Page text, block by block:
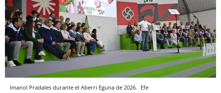
Imanol Pradales durante el Aberri Eguna de 2026. Efe